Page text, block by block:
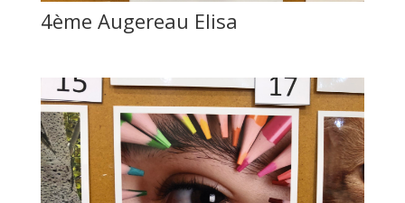
4ème Augereau Elisa